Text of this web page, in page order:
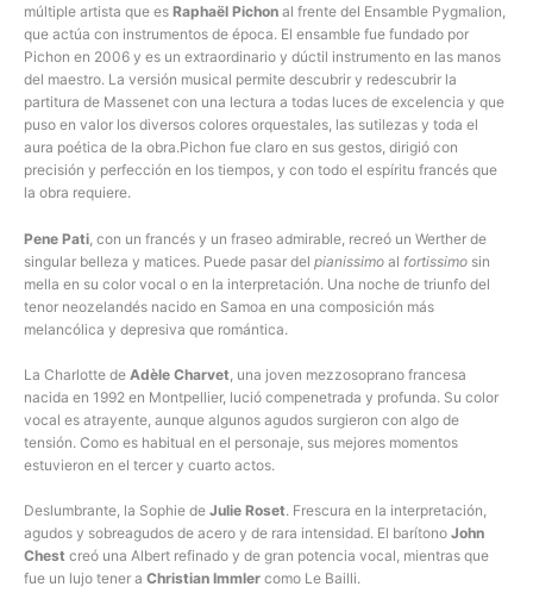
múltiple artista que es Raphaël Pichon al frente del Ensamble Pygmalion,
que actúa con instrumentos de época. El ensamble fue fundado por
Pichon en 2006 y es un extraordinario y dúctil instrumento en las manos
del maestro. La versión musical permite descubrir y redescubrir la
partitura de Massenet con una lectura a todas luces de excelencia y que
puso en valor los diversos colores orquestales, las sutilezas y toda el
aura poética de la obra.Pichon fue claro en sus gestos, dirigió con
precisión y perfección en los tiempos, y con todo el espíritu francés que
la obra requiere.
Pene Pati , con un francés y un fraseo admirable, recreó un Werther de
singular belleza y matices. Puede pasar del pianissimo al fortissimo sin
mella en su color vocal o en la interpretación. Una noche de triunfo del
tenor neozelandés nacido en Samoa en una composición más
melancólica y depresiva que romántica.
La Charlotte de Adèle Charvet , una joven mezzosoprano francesa
nacida en 1992 en Montpellier, lució compenetrada y profunda. Su color
vocal es atrayente, aunque algunos agudos surgieron con algo de
tensión. Como es habitual en el personaje, sus mejores momentos
estuvieron en el tercer y cuarto actos.
Deslumbrante, la Sophie de Julie Roset. Frescura en la interpretación,
agudos y sobreagudos de acero y de rara intensidad. El barítono John
Chest creó una Albert refinado y de gran potencia vocal, mientras que
fue un lujo tener a Christian Immler como Le Bailli.